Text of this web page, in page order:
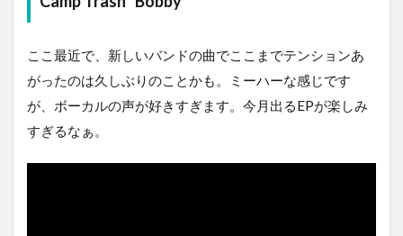
ここ最近で、新しいバンドの曲でここまでテンションあ
がったのは久しぶりのことかも。ミーハーな感じです
が、ボーカルの声が好きすぎます。今月出るEPが楽しみ
すぎるなぁ。